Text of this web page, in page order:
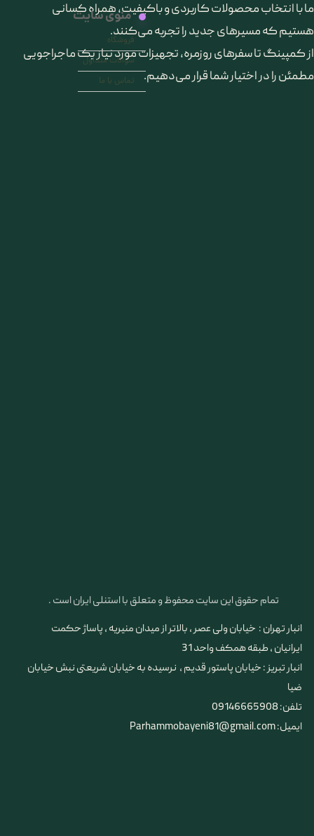
تمام حقوق این سایت محفوظ و متعلق با استنلی ایران است .
ما با انتخاب محصولات کاربردی و باکیفیت، همراه کسانی
هستیم که مسیرهای جدید را تجربه می‌کنند.
از کمپینگ تا سفرهای روزمره، تجهیزات مورد نیاز یک ماجراجویی
مطمئن را در اختیار شما قرار می‌دهیم.
منوی سایت
فروشگاه
سوالات متداول
تماس با ما
انبار تهران : خیابان ولی عصر ، بالاتر از میدان منیریه ، پاساژ حکمت
ایرانیان ، طبقه همکف واحد 31
​​​​​​​انبار تبریز : خیابان پاستور قدیم ، نرسیده به خیابان شریعتی نبش خیابان
ضیا
تلفن: 09146665908
ایمیل: Parhammobayeni81@gmail.com